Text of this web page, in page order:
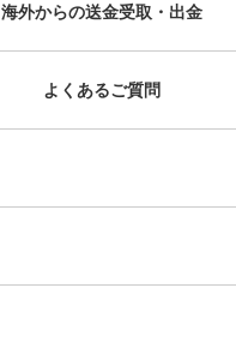
海外からの送金受取・出金
よくあるご質問